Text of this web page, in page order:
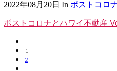
2022年08月20日 In ポストコロ
ポストコロナとハワイ不動産
1
2